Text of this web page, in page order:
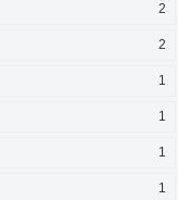
2
2
1
1
1
1